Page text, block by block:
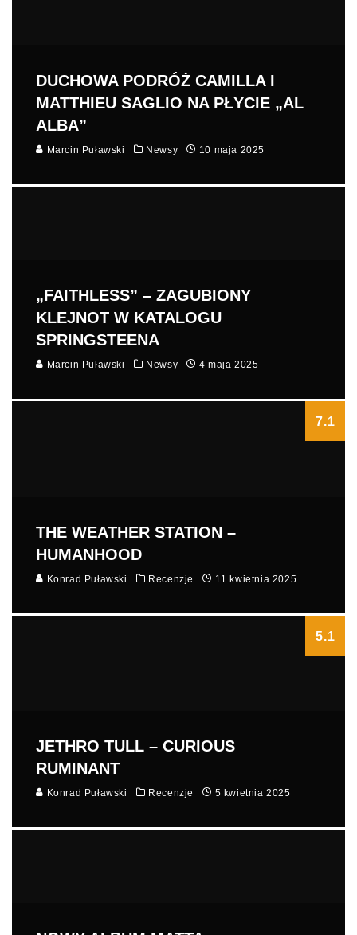
DUCHOWA PODRÓŻ CAMILLA I
MATTHIEU SAGLIO NA PŁYCIE „AL
ALBA”
Marcin Puławski Newsy 10 maja 2025
„FAITHLESS” – ZAGUBIONY
KLEJNOT W KATALOGU
SPRINGSTEENA
Marcin Puławski Newsy 4 maja 2025
7.1
THE WEATHER STATION –
HUMANHOOD
Konrad Puławski Recenzje 11 kwietnia 2025
5.1
JETHRO TULL – CURIOUS
RUMINANT
Konrad Puławski Recenzje 5 kwietnia 2025